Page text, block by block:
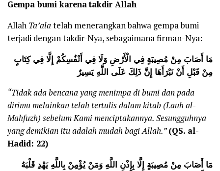
Gempa bumikarenatakdir Allah
Allah Ta’alatelah menerangkan bahwa gempa bumi
terjadi dengan takdir-Nya, sebagaimana firman-Nya:
مَا أَصَابَ مِنْ مُصِيبَةٍ فِي الْأَرْضِ وَلَا فِي أَنْفُسِكُمْ إِلَّا فِي كِتَابٍ
مِنْ قَبْلِ أَنْ نَبْرَأَهَا إِنَّ ذَلِكَ عَلَى اللَّهِ يَسِيرٌ
“Tidak adabencana yang menimpa di bumi dan pada
dirimu melainkan telah tertulis dalam kitab (Lauh al-
Mahfuzh) sebelum Kami menciptakannya. Sesungguhnya
yang demikian itu adalah mudah bagi Allah.”(QS. al-
Hadid: 22)
مَا أَصَابَ مِنْ مُصِيبَةٍ إِلَّا بِإِذْنِ اللَّهِ وَمَنْ يُؤْمِنْ بِاللَّهِ يَهْدِ قَلْبَهُ